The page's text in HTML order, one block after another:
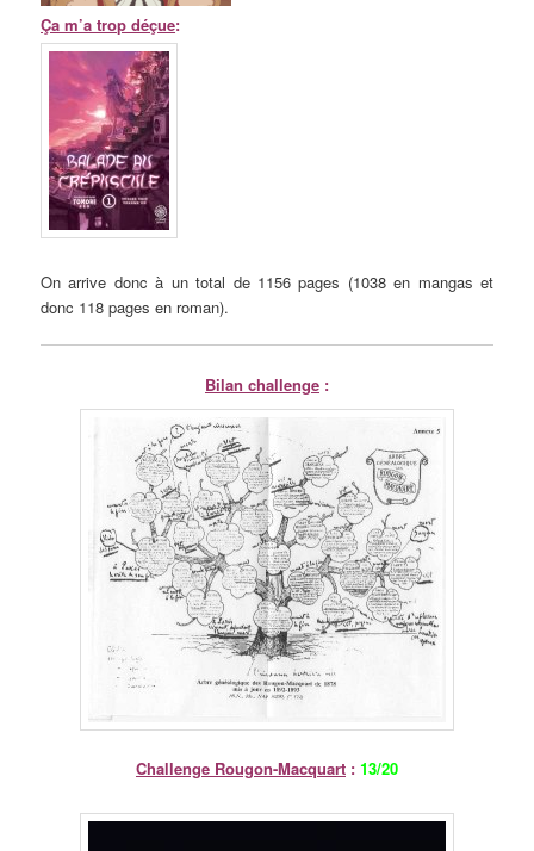
Ça m’a trop déçue:
On arrive donc à un total de 1156 pages (1038 en mangas et
donc 118 pages en roman).
Bilan challenge :
Challenge Rougon-Macquart : 13/20